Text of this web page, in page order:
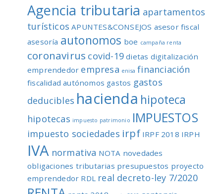
Agencia tributaria apartamentos
turísticos APUNTES&CONSEJOS asesor fiscal
asesoría autonomos boe campaña renta
coronavirus covid-19 dietas digitalización
emprendedor empresa enisa financiación
fiscalidad autónomos gastos gastos
deducibles hacienda hipoteca
hipotecas impuesto patrimonio IMPUESTOS
impuesto sociedades irpf IRPF 2018 IRPH
IVA normativa NOTA novedades
obligaciones tributarias presupuestos proyecto
emprendedor RDL real decreto-ley 7/2020